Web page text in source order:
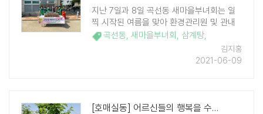
지난 7일과 8일 곡선동 새마을부녀회는 일
찍 시작된 여름을 맞아 환경관리원 및 관내
홀몸 노인들을 위한 사랑의 삼계탕 나눔을
진행하였다. 부녀회에서 정성스레 준비된 삼
계탕은 곡선동에서 근무하는 환경관리원 6
곡선동, 새마을부녀회 , 삼계탕,
김지홍
2021-06-09
[호매실동] 어르신들의 행복을 수확합니다